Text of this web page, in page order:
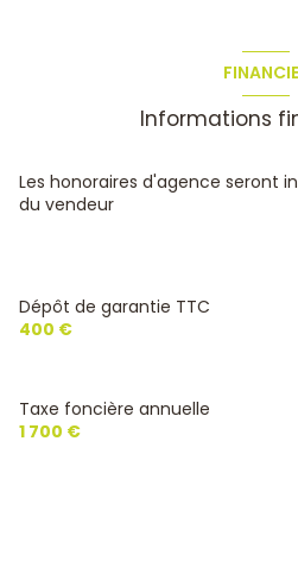
Informations
Les honoraires d'agence seront
du vendeur
Dépôt de garantie TTC
400 €
Taxe foncière annuelle
1 700 €